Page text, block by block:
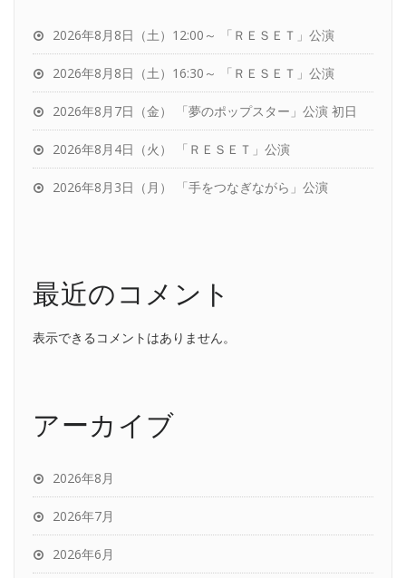
2026年8月8日（土）12:00～ 「ＲＥＳＥＴ」公演
2026年8月8日（土）16:30～ 「ＲＥＳＥＴ」公演
2026年8月7日（金） 「夢のポップスター」公演 初日
2026年8月4日（火） 「ＲＥＳＥＴ」公演
2026年8月3日（月） 「手をつなぎながら」公演
最近のコメント
表示できるコメントはありません。
アーカイブ
2026年8月
2026年7月
2026年6月